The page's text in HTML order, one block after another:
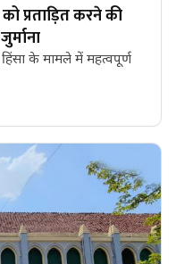
प्रताड़ित करने की
के मामले में महत्वपूर्ण